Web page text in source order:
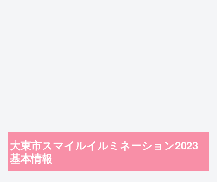
大東市スマイルイルミネーション2023
基本情報